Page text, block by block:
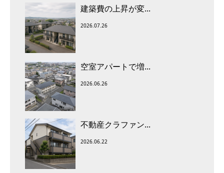
建築費の上昇が変...
2026.07.26
空室アパートで増...
2026.06.26
不動産クラファン...
2026.06.22